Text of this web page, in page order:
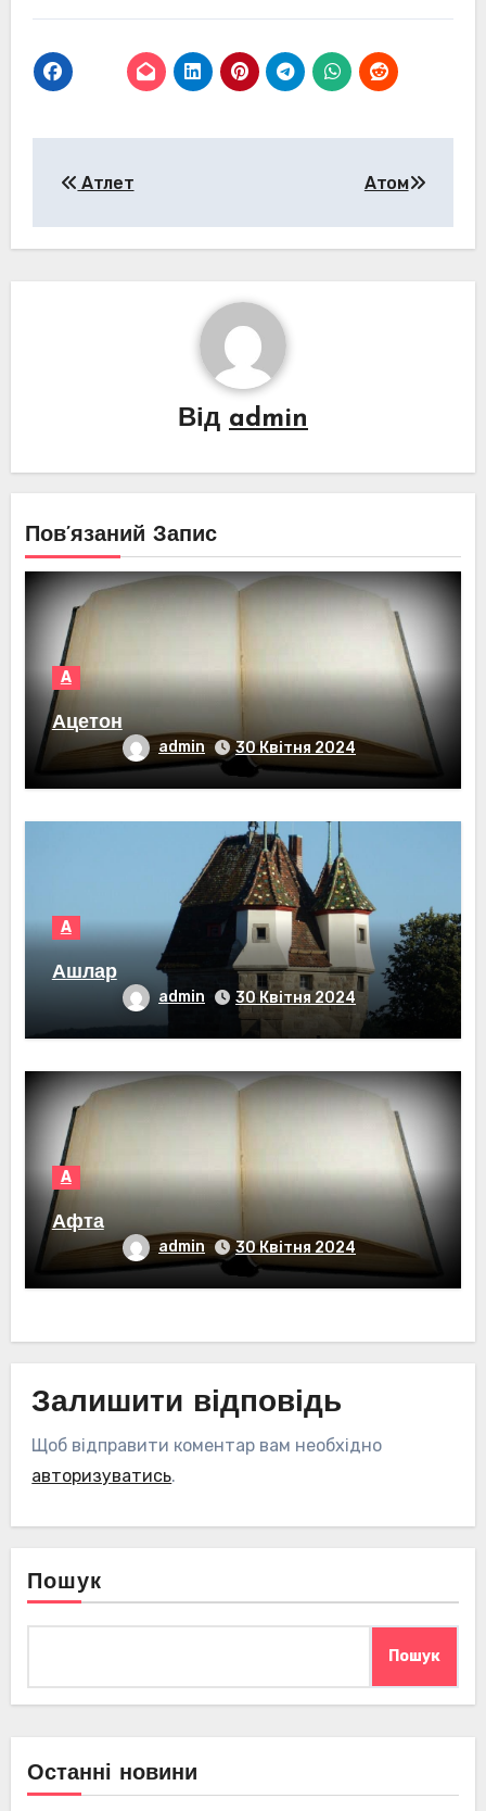
записів
Атлет Атом
Від admin
Пов’язаний Запис
А
Ацетон
admin 30 Квітня 2024
А
Ашлар
admin 30 Квітня 2024
А
Афта
admin 30 Квітня 2024
Залишити відповідь
Щоб відправити коментар вам необхідно
авторизуватись.
Пошук
Пошук
Останні новини